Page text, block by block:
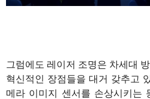
그럼에도 레이저 조명은 차세대
혁신적인 장점들을 대거 갖추고
메라 이미지 센서를 손상시키는